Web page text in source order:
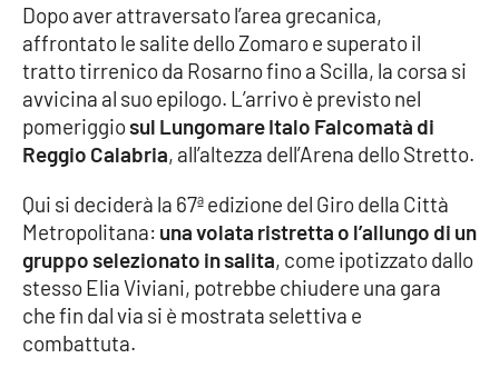
Dopo aver attraversato l’area grecanica,
affrontato le salite dello Zomaro e superato il
tratto tirrenico da Rosarno fino a Scilla, la corsa si
avvicina al suo epilogo. L’arrivo è previsto nel
pomeriggiosul Lungomare Italo Falcomatà di
Reggio Calabria, all’altezza dell’Arena dello Stretto.
Qui si deciderà la 67ª edizione del Giro della Città
Metropolitana: una volata ristretta o l’allungo di un
gruppo selezionato in salita, come ipotizzato dallo
stesso Elia Viviani, potrebbe chiudere una gara
che fin dal via si è mostrata selettiva e
combattuta.